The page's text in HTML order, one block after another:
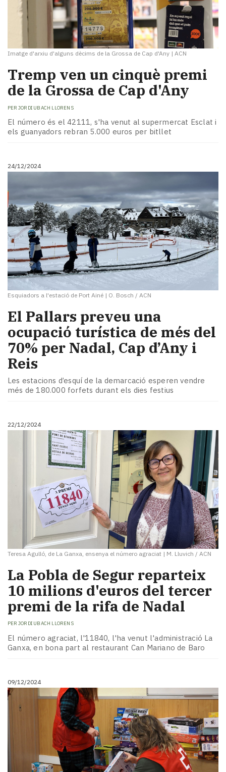
Imatge d'arxiu d'alguns dècims de la Grossa de Cap d'Any | ACN
Tremp ven un cinquè premi
de la Grossa de Cap d'Any
PER JORDI UBACH LLORENS
El número és el 42111, s'ha venut al supermercat Esclat i
els guanyadors rebran 5.000 euros per bitllet
24/12/2024
Esquiadors a l'estació de Port Ainé | O. Bosch / ACN
El Pallars preveu una
ocupació turística de més del
70% per Nadal, Cap d’Any i
Reis
Les estacions d’esquí de la demarcació esperen vendre
més de 180.000 forfets durant els dies festius
22/12/2024
Teresa Agulló, de La Ganxa, ensenya el número agraciat | M. Lluvich / ACN
La Pobla de Segur reparteix
10 milions d'euros del tercer
premi de la rifa de Nadal
PER JORDI UBACH LLORENS
El número agraciat, l'11840, l'ha venut l'administració La
Ganxa, en bona part al restaurant Can Mariano de Baro
09/12/2024